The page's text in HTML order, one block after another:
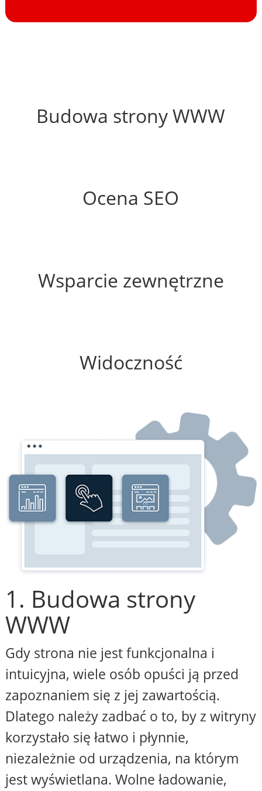
Budowa strony WWW
Ocena SEO
Wsparcie zewnętrzne
Widoczność
1. Budowa strony
WWW
Gdy strona nie jest funkcjonalna i
intuicyjna, wiele osób opuści ją przed
zapoznaniem się z jej zawartością.
Dlatego należy zadbać o to, by z witryny
korzystało się łatwo i płynnie,
niezależnie od urządzenia, na którym
jest wyświetlana. Wolne ładowanie,